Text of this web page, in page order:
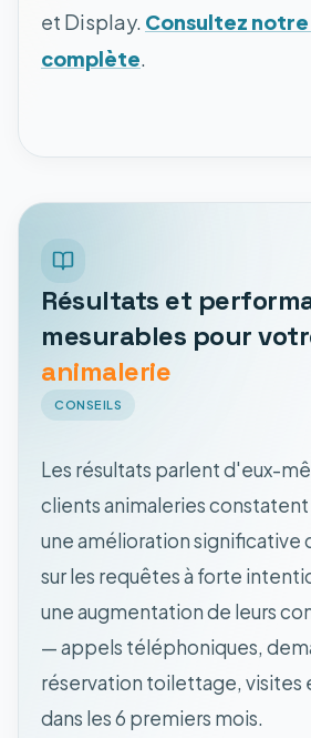
et Display. Consultez
complète.
Résultats et
mesurables pour
animalerie
CONSEILS
Les résultats parlent d'eux-
clients animaleries
une amélioration significative
sur les requêtes à forte
une augmentation de leurs
— appels téléphoniques,
réservation toilettage, visites
dans les 6 premiers mois.